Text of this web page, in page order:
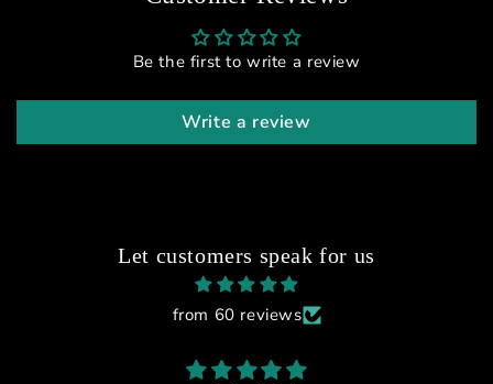
Be the first to write a review
Write a review
Let customers speak for us
from 60 reviews